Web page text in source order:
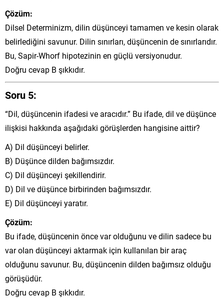
Çözüm:
Dilsel Determinizm, dilin düşünceyi tamamen ve kesin olarak
belirlediğini savunur. Dilin sınırları, düşüncenin de sınırlarıdır.
Bu, Sapir-Whorf hipotezinin en güçlü versiyonudur.
Doğru cevap B şıkkıdır.
Soru 5:
“Dil, düşüncenin ifadesi ve aracıdır.” Bu ifade, dil ve düşünce
ilişkisi hakkında aşağıdaki görüşlerden hangisine aittir?
A) Dil düşünceyi belirler.
B) Düşünce dilden bağımsızdır.
C) Dil düşünceyi şekillendirir.
D) Dil ve düşünce birbirinden bağımsızdır.
E) Dil düşünceyi yaratır.
Çözüm:
Bu ifade, düşüncenin önce var olduğunu ve dilin sadece bu
var olan düşünceyi aktarmak için kullanılan bir araç
olduğunu savunur. Bu, düşüncenin dilden bağımsız olduğu
görüşüdür.
Doğru cevap B şıkkıdır.